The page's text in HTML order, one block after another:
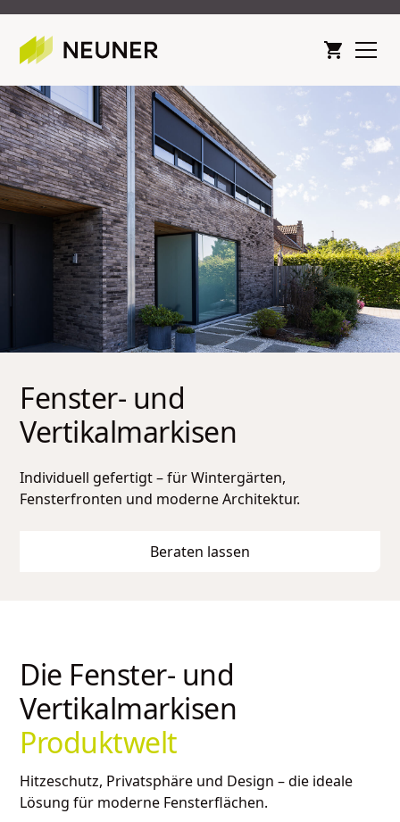
Fenster- und
Vertikalmarkisen
Individuell gefertigt – für Wintergärten,
Fensterfronten und moderne Architektur.
Beraten lassen
Die Fenster- und
Vertikalmarkisen
Produktwelt
Hitzeschutz, Privatsphäre und Design – die ideale
Lösung für moderne Fensterflächen.